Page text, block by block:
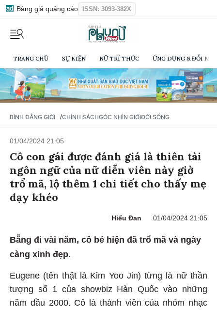
Bảng giá quảng cáo ISSN: 3093-382X
TRANG CHỦ SỰ KIỆN NỮ TRÍ THỨC ỨNG DỤNG & ĐỔI
BÌNH ĐẲNG GIỚI /CHÍNH SÁCHGÓC NHÌN GIỚIĐỜI SỐNG
01/04/2024 21:05
Cô con gái được đánh giá là thiên tài
ngôn ngữ của nữ diễn viên này giờ
trổ mã, lộ thêm 1 chi tiết cho thấy mẹ
dạy khéo
Hiểu Đan 01/04/2024 21:05
Bẵng đi vài năm, cô bé hiện đã trổ mã và ngày
càng xinh đẹp.
Eugene (tên thật là Kim Yoo Jin) từng là nữ thần
tượng số 1 của showbiz Hàn Quốc vào những
năm đầu 2000. Cô là thành viên của nhóm nhạc